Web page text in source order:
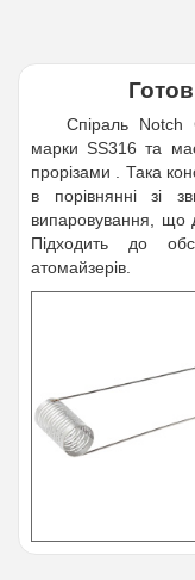
Спіраль Notch
марки SS316 та
прорізами
. Така
в порівнянні зі
випаровування, що
Підходить до
атомайзерів.